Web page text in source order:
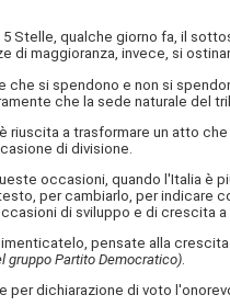
Stelle, qualche giorno fa, il
di maggioranza, invece, si
che si spendono e non si
che la sede naturale del
riuscita a trasformare un atto
di divisione.
occasioni, quando l'Italia è
per cambiarlo, per indicare
di sviluppo e di crescita
pensate alla
gruppo Partito Democratico).
per dichiarazione di voto